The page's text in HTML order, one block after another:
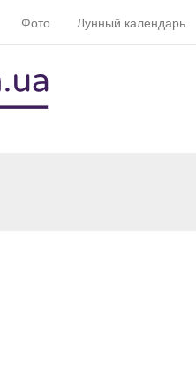
Фото Лунный календарь